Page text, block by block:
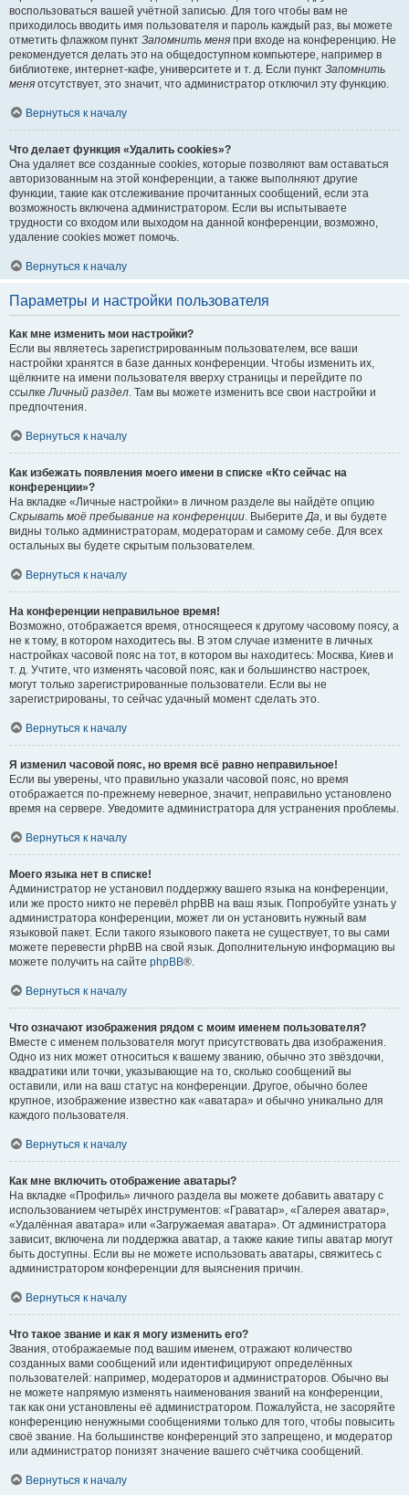
воспользоваться вашей учётной записью. Для того чтобы вам не
приходилось вводить имя пользователя и пароль каждый раз, вы можете
отметить флажком пункт Запомнить меня при входе на конференцию. Не
рекомендуется делать это на общедоступном компьютере, например в
библиотеке, интернет-кафе, университете и т. д. Если пункт Запомнить
меня отсутствует, это значит, что администратор отключил эту функцию.
Вернуться к началу
Что делает функция «Удалить cookies»?
Она удаляет все созданные cookies, которые позволяют вам оставаться
авторизованным на этой конференции, а также выполняют другие
функции, такие как отслеживание прочитанных сообщений, если эта
возможность включена администратором. Если вы испытываете
трудности со входом или выходом на данной конференции, возможно,
удаление cookies может помочь.
Вернуться к началу
Параметры и настройки пользователя
Как мне изменить мои настройки?
Если вы являетесь зарегистрированным пользователем, все ваши
настройки хранятся в базе данных конференции. Чтобы изменить их,
щёлкните на имени пользователя вверху страницы и перейдите по
ссылкеЛичный раздел. Там вы можете изменить все свои настройки и
предпочтения.
Вернуться к началу
Как избежать появления моего имени в списке «Кто сейчас на
конференции»?
На вкладке «Личные настройки» в личном разделе вы найдёте опцию
Скрывать моё пребывание на конференции. ВыберитеДа, и вы будете
видны только администраторам, модераторам и самому себе. Для всех
остальных вы будете скрытым пользователем.
Вернуться к началу
На конференции неправильное время!
Возможно, отображается время, относящееся к другому часовому поясу, а
не к тому, в котором находитесь вы. В этом случае измените в личных
настройках часовой пояс на тот, в котором вы находитесь: Москва, Киев и
т. д. Учтите, что изменять часовой пояс, как и большинство настроек,
могут только зарегистрированные пользователи. Если вы не
зарегистрированы, то сейчас удачный момент сделать это.
Вернуться к началу
Я изменил часовой пояс, но время всё равно неправильное!
Если вы уверены, что правильно указали часовой пояс, но время
отображается по-прежнему неверное, значит, неправильно установлено
время на сервере. Уведомите администратора для устранения проблемы.
Вернуться к началу
Моего языка нет в списке!
Администратор не установил поддержку вашего языка на конференции,
или же просто никто не перевёл phpBB на ваш язык. Попробуйте узнать у
администратора конференции, может ли он установить нужный вам
языковой пакет. Если такого языкового пакета не существует, то вы сами
можете перевести phpBB на свой язык. Дополнительную информацию вы
можете получить на сайте phpBB®.
Вернуться к началу
Что означают изображения рядом с моим именем пользователя?
Вместе с именем пользователя могут присутствовать два изображения.
Одно из них может относиться к вашему званию, обычно это звёздочки,
квадратики или точки, указывающие на то, сколько сообщений вы
оставили, или на ваш статус на конференции. Другое, обычно более
крупное, изображение известно как «аватара» и обычно уникально для
каждого пользователя.
Вернуться к началу
Как мне включить отображение аватары?
На вкладке «Профиль» личного раздела вы можете добавить аватару с
использованием четырёх инструментов: «Граватар», «Галерея аватар»,
«Удалённая аватара» или «Загружаемая аватара». От администратора
зависит, включена ли поддержка аватар, а также какие типы аватар могут
быть доступны. Если вы не можете использовать аватары, свяжитесь с
администратором конференции для выяснения причин.
Вернуться к началу
Что такое звание и как я могу изменить его?
Звания, отображаемые под вашим именем, отражают количество
созданных вами сообщений или идентифицируют определённых
пользователей: например, модераторов и администраторов. Обычно вы
не можете напрямую изменять наименования званий на конференции,
так как они установлены её администратором. Пожалуйста, не засоряйте
конференцию ненужными сообщениями только для того, чтобы повысить
своё звание. На большинстве конференций это запрещено, и модератор
или администратор понизят значение вашего счётчика сообщений.
Вернуться к началу